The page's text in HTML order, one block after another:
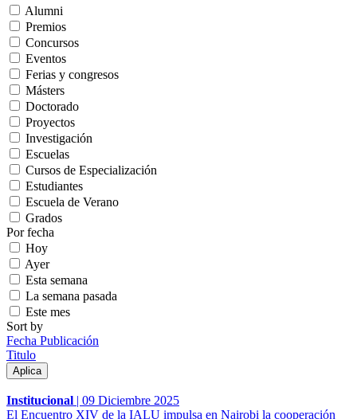
Alumni
Premios
Concursos
Eventos
Ferias y congresos
Másters
Doctorado
Proyectos
Investigación
Escuelas
Cursos de Especialización
Estudiantes
Escuela de Verano
Grados
Por fecha
Hoy
Ayer
Esta semana
La semana pasada
Este mes
Sort by
Fecha Publicación
Titulo
Institucional | 09 Diciembre 2025
El Encuentro XIV de la IALU impulsa en Nairobi la cooperación